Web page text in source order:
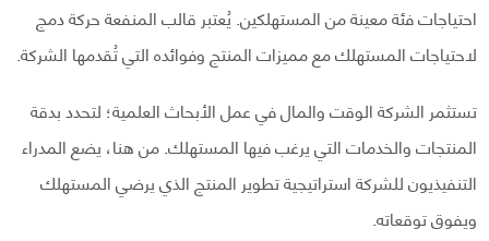
احتياجات فئة معينة من المستهلكين. يُعتبر قالب المنفعة حركة دمج
لاحتياجات المستهلك مع مميزات المنتج وفوائده التي تُقدمها الشركة.
تستثمر الشركة الوقت والمال في عمل الأبحاث العلمية؛ لتحدد بدقة
المنتجات والخدمات التي يرغب فيها المستهلك. من هنا، يضع المدراء
التنفيذيون للشركة استراتيجية تطوير المنتج الذي يرضي المستهلك
ويفوق توقعاته.